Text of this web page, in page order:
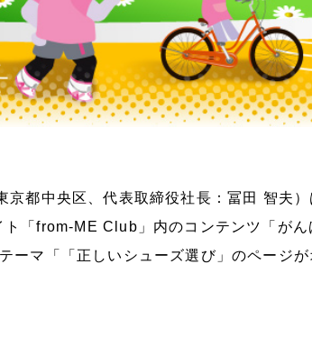
都中央区、代表取締役社長：冨田 智夫
「from-ME Club」内のコンテンツ「がん
ーマ「「正しいシューズ選び」のページが